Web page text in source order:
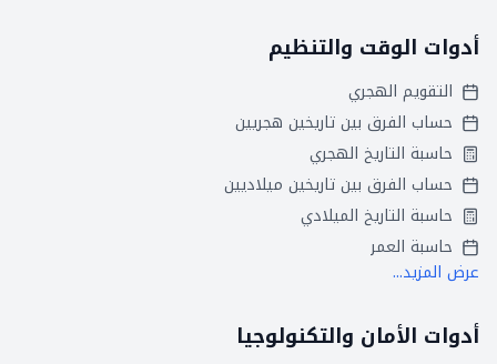
أدوات الوقت والتنظيم
التقويم الهجري
حساب الفرق بين تاريخين هجريين
حاسبة التاريخ الهجري
حساب الفرق بين تاريخين ميلاديين
حاسبة التاريخ الميلادي
حاسبة العمر
عرض المزيد...
أدوات الأمان والتكنولوجيا